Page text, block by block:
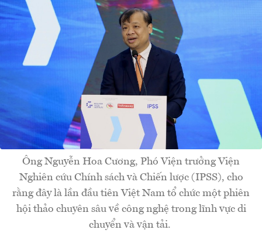
Ông Nguyễn Hoa Cương, Phó Viện trưởng Viện
Nghiên cứu Chính sách và Chiến lược (IPSS), cho
rằng đây là lần đầu tiên Việt Nam tổ chức một phiên
hội thảo chuyên sâu về công nghệ trong lĩnh vực di
chuyển và vận tải.